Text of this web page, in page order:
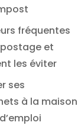
fréquentes
et
les éviter
ses
à la maison